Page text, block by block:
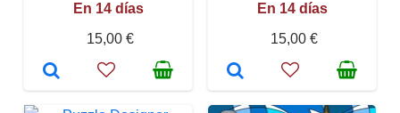
En 14 días
15,00 €
En 14 días
15,00 €